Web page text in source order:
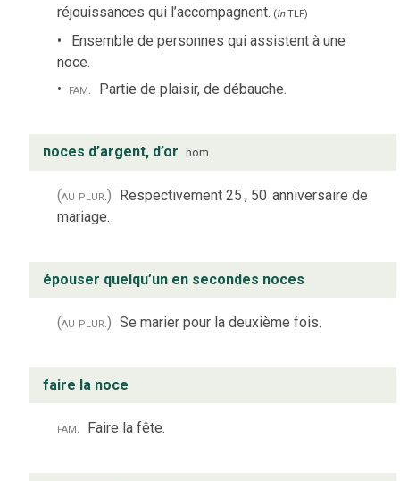
réjouissances qui l’accompagnent. (inTLF)
Ensemble de personnes qui assistent à une
noce.
fam. Partie de plaisir, de débauche.
noces d’argent, d’or nom
(au plur.) Respectivement 25 , 50 anniversaire de
mariage.
épouser quelqu’un en secondes noces
(au plur.) Se marier pour la deuxième fois.
faire la noce
fam. Faire la fête.